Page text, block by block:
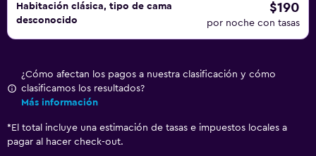
Habitación clásica, tipo de cama
desconocido
$190
por noche con tasas
¿Cómo afectan los pagos a nuestra clasificación y cómo
clasificamos los resultados?
Más información
* El total incluye una estimación de tasas e impuestos locales a
pagar al hacer check-out.